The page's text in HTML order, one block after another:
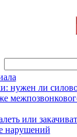
нужен ли
или
нарушений